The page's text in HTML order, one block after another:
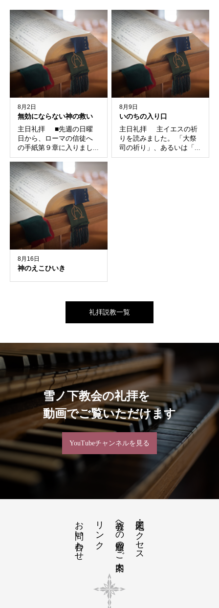
8月2日
無効にならない神の救い
主日礼拝 ■先週の日曜
日から、ローマの信徒へ
の手紙第９章に入りまし...
8月9日
いのちの入り口
主日礼拝 主イエスの祈
りを読みました。 「大祭
司の祈り」、あるいは「...
8月16日
神のえこひいき
礼拝説教一覧
雪ノ下教会の礼拝を
動画でご覧いただけます
YouTubeチャンネルを見る
地図・アクセス
教会への道順のご案内
リンク
お問い合わせ